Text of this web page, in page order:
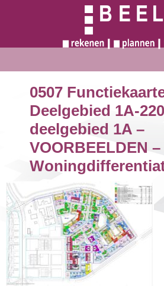
0507
Deelgebied 1A-
deelgebied 1A –
VOORBEELDEN –